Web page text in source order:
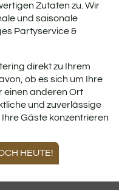
Zutaten zu. Wir
und saisonale
Partyservice &
direkt zu Ihrem
ob es sich um Ihre
einen anderen Ort
und zuverlässige
Gäste konzentrieren
HEUTE!